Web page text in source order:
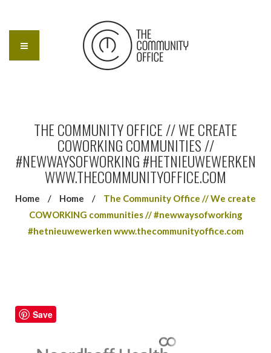
THE COMMUNITY OFFICE // WE CREATE
COWORKING COMMUNITIES //
#NEWWAYSOFWORKING #HETNIEUWEWERKEN
WWW.THECOMMUNITYOFFICE.COM
Home / Home /
The Community Office // We create
COWORKING communities // #newwaysofworking
#hetnieuwewerken www.thecommunityoffice.com
Save